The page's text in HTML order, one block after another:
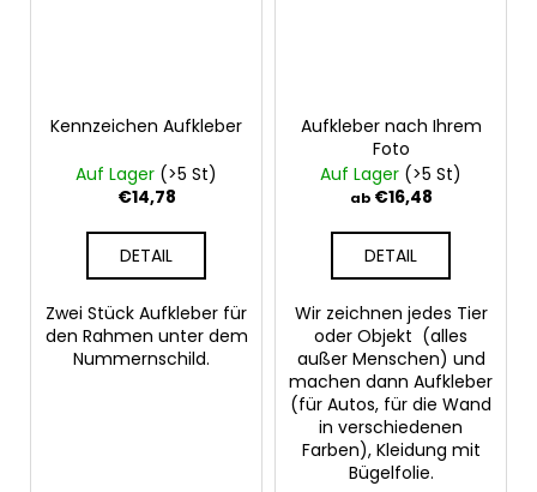
Kennzeichen Aufkleber
Auf Lager (>5 St)
€14,78
DETAIL
Zwei Stück Aufkleber für
den Rahmen unter dem
Nummernschild.
Aufkleber nach Ihrem
Foto
Auf Lager (>5 St)
ab€16,48
DETAIL
Wir zeichnen jedes Tier
oder Objekt (alles
außer Menschen) und
machen dann Aufkleber
(für Autos, für die Wand
in verschiedenen
Farben), Kleidung mit
Bügelfolie.